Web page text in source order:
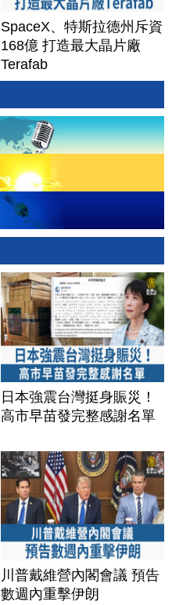
SpaceX、特斯拉德州斥資
168億 打造最大晶片廠
Terafab
日本強震台灣挺身賑災！
高市早苗發完整感謝名單
川普戴維營內閣會議 預告
數週內重擊伊朗